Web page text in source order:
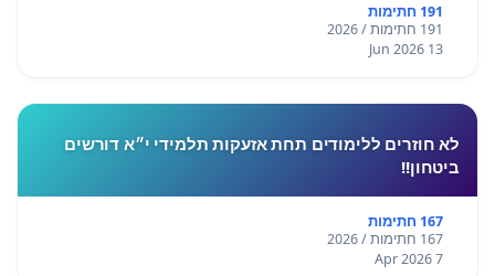
191 חתימות
191 חתימות / 2026
13 Jun 2026
לא חוזרים ללימודים תחת אזעקות תלמידי י״א דורשים
ביטחון!!
167 חתימות
167 חתימות / 2026
7 Apr 2026